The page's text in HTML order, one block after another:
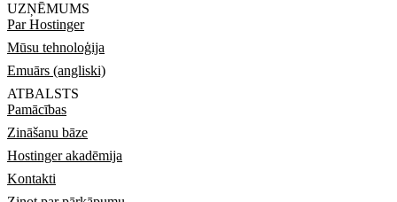
UZŅĒMUMS
Par Hostinger
Mūsu tehnoloģija
Emuārs (angliski)
ATBALSTS
Pamācības
Zināšanu bāze
Hostinger akadēmija
Kontakti